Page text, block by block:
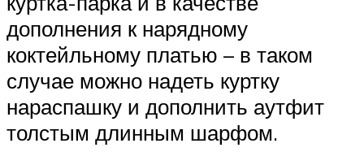
дополнения к нарядному
коктейльному платью – в таком
случае можно надеть куртку
нараспашку и дополнить аутфит
толстым длинным шарфом.